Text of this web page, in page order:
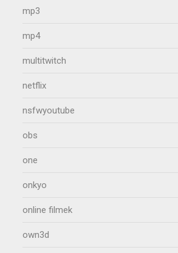
mp3
mp4
multitwitch
netflix
nsfwyoutube
obs
one
onkyo
online filmek
own3d